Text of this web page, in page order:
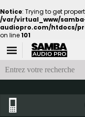
Notice: Trying to get
/var/virtual_www/
audiopro.com/htdocs/
on line101